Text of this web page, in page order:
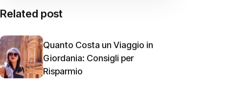
Related post
Quanto Costa un Viaggio in
Giordania: Consigli per
Risparmio